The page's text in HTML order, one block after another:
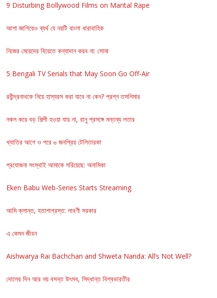
9 Disturbing Bollywood Films on Marital Rape
আশা জাগিয়েও ব্যর্থ যে নয়টি বাংলা ধারাবাহিক
নিজের মেয়েদের বিয়েতে কন্যাদান করব না: সোমা
5 Bengali TV Serials that May Soon Go Off-Air
রবীন্দ্রনাথকে নিয়ে হাস্যরস করা যাবে না কেন? প্রশ্ন তসলিমার
নকল করে বড় শিল্পী হওয়া যায় না, রানু প্রসঙ্গে মন্তব্য লতার
খ্যাতির আগে ও পরে ৬ জনপ্রিয় টেলিতারকা
প্রযোজনা সংস্থাই আমাকে সরিয়েছে: অনামিকা
Eken Babu Web-Series Starts Streaming
আমি ক্লান্ত, হতাশাগ্রস্ত: লাবণী সরকার
এ কেমন জীবন
Aishwarya Rai Bachchan and Shweta Nanda: All’s Not Well?
দোলের দিন আর নয় বসন্ত উৎসব, সিদ্ধান্ত বিশ্বভারতীর